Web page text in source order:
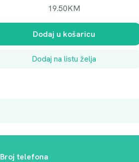
19.50KM
Dodaj u košaricu
Dodaj na listu želja
Broj telefona